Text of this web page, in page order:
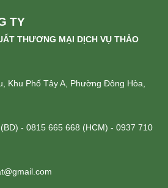
TY
THƯƠNG MẠI DỊCH VỤ THẢO
Khu Phố Tây A, Phường Đông Hòa,
- 0815 665 668 (HCM) - 0937 710